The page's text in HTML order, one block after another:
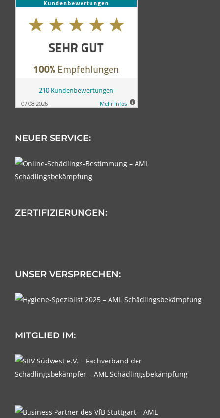
NEUER SERVICE:
ZERTIFIZIERUNGEN:
UNSER VERSPRECHEN:
MITGLIED IM:
Kundenbewertungen und Erfahrungen zu